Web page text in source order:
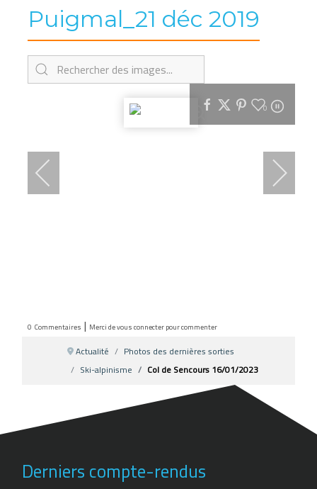
Puigmal_21 déc 2019
0
0 Commentaires | Merci de vous connecter pour commenter
Actualité
Photos des dernières sorties
Ski-alpinisme
Col de Sencours 16/01/2023
Derniers compte-rendus